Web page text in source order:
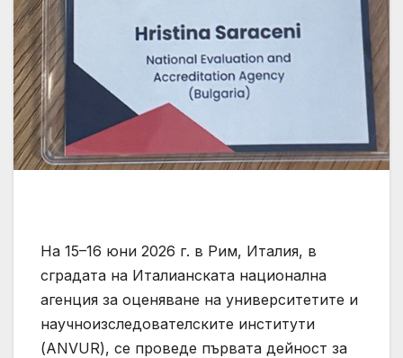
На 15–16 юни 2026 г. в Рим, Италия, в
сградата на Италианската национална
агенция за оценяване на университетите и
научноизследователските институти
(ANVUR), се проведе първата дейност за